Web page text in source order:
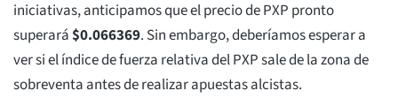
iniciativas, anticipamos que el precio de PXP pronto
superará$0.066369. Sin embargo, deberíamos esperar a
ver si el índice de fuerza relativa del PXP sale de la zona de
sobreventa antes de realizar apuestas alcistas.